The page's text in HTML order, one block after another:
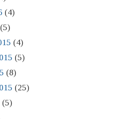
(4)
(5)
(4)
(5)
(8)
(25)
(5)